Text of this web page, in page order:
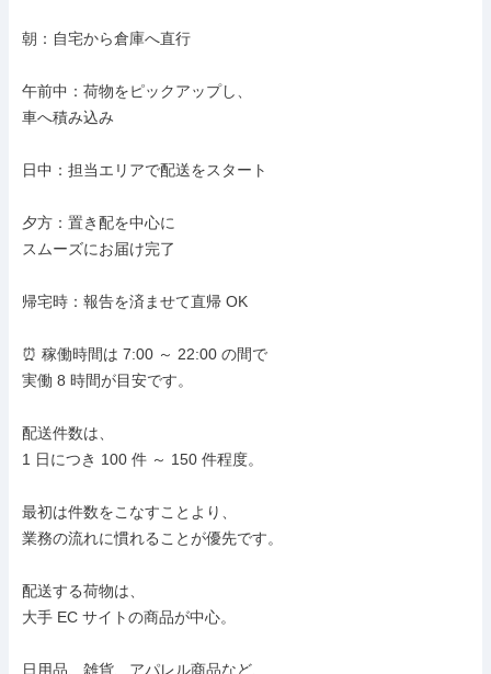
朝：自宅から倉庫へ直行
午前中：荷物をピックアップし、
車へ積み込み
日中：担当エリアで配送をスタート
夕方：置き配を中心に
スムーズにお届け完了
帰宅時：報告を済ませて直帰 OK
⏰ 稼働時間は 7:00 ～ 22:00 の間で
実働 8 時間が目安です。
配送件数は、
1 日につき 100 件 ～ 150 件程度。
最初は件数をこなすことより、
業務の流れに慣れることが優先です。
配送する荷物は、
大手 EC サイトの商品が中心。
日用品、雑貨、アパレル商品など、